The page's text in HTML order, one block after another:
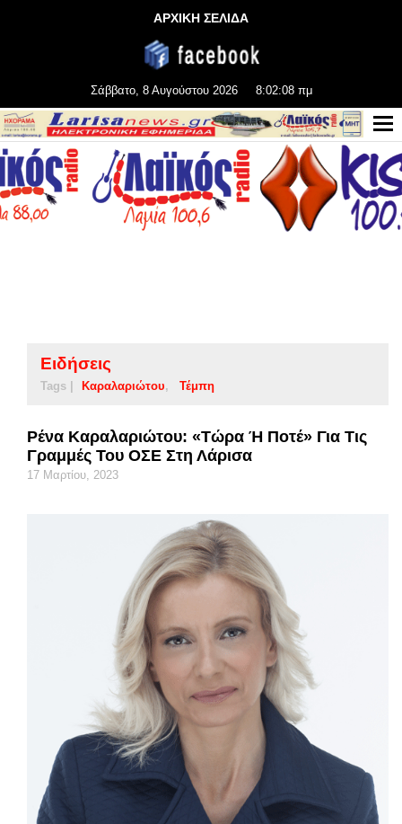
ΑΡΧΙΚΗ ΣΕΛΙΔΑ
Σάββατο, 8 Αυγούστου 2026 8:02:09 πμ
Ειδήσεις
Tags | Καραλαριώτου Τέμπη
Ρένα Καραλαριώτου: «Τώρα Ή Ποτέ» Για Τις
Γραμμές Του ΟΣΕ Στη Λάρισα
17 Μαρτίου, 2023